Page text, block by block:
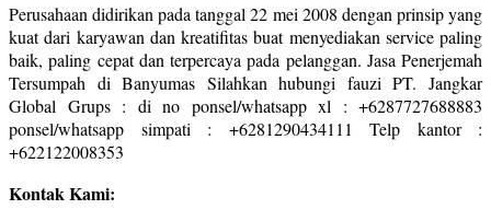
Perusahaan didirikan pada tanggal 22 mei 2008 dengan prinsip yang
kuat dari karyawan dan kreatifitas buat menyediakan service paling
baik, paling cepat dan terpercaya pada pelanggan. Jasa Penerjemah
Tersumpah di Banyumas Silahkan hubungi fauzi PT. Jangkar
Global Grups : di no ponsel/whatsapp xl : +6287727688883
ponsel/whatsapp simpati : +6281290434111 Telp kantor :
+622122008353
Kontak Kami: